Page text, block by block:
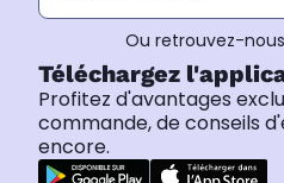
Ou retrouvez-
Téléchargez
Profitez d'avantages
commande, de conseils
encore.